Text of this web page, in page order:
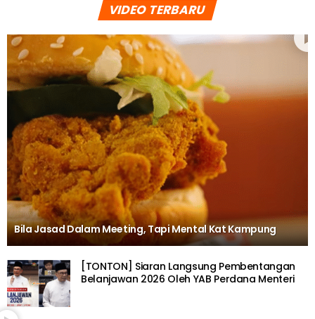
VIDEO TERBARU
Bila Jasad Dalam Meeting, Tapi Mental Kat Kampung
[TONTON] Siaran Langsung Pembentangan
Belanjawan 2026 Oleh YAB Perdana Menteri